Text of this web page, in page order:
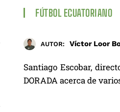
FÚTBOL ECUATORIANO
AUTOR: Víctor Loor
Santiago Escobar,
DORADA acerca de